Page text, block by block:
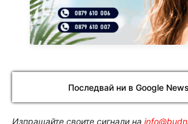
Последвай ни в Google News
Изпращайте своите сигнали на